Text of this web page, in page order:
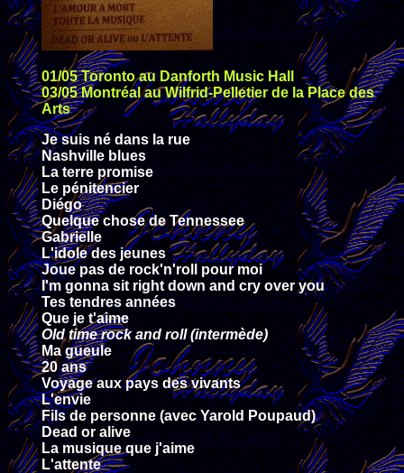
01/05 Toronto au Danforth Music Hall
03/05 Montréal au Wilfrid-Pelletier de la Place des
Arts
Je suis né dans la rue
Nashville blues
La terre promise
Le pénitencier
Diégo
Quelque chose de Tennessee
Gabrielle
L'idole des jeunes
Joue pas de rock'n'roll pour moi
I'm gonna sit right down and cry over you
Tes tendres années
Que je t'aime
Old time rock and roll (intermède)
Ma gueule
20 ans
Voyage aux pays des vivants
L'envie
Fils de personne (avec Yarold Poupaud)
Dead or alive
La musique que j'aime
L'attente